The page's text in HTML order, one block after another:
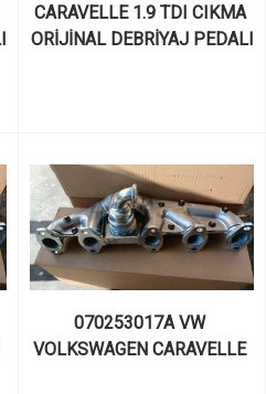
CARAVELLE 1.9 TDI CIKMA
ORİJİNAL DEBRİYAJ PEDALI
070253017A VW
VOLKSWAGEN CARAVELLE